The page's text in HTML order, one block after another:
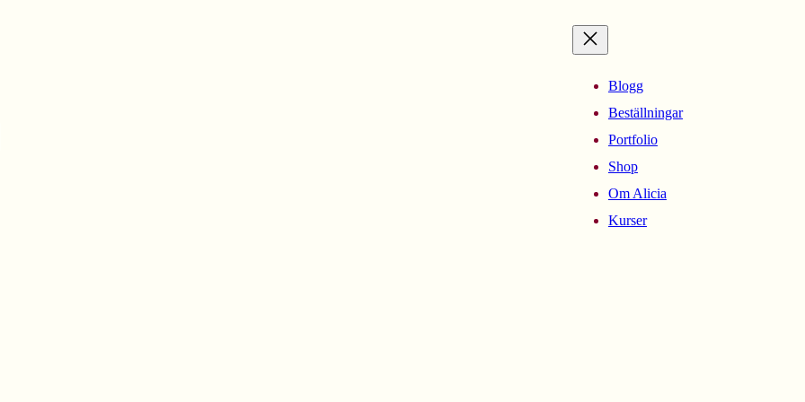
Blogg
Beställningar
Portfolio
Shop
Om Alicia
Kurser